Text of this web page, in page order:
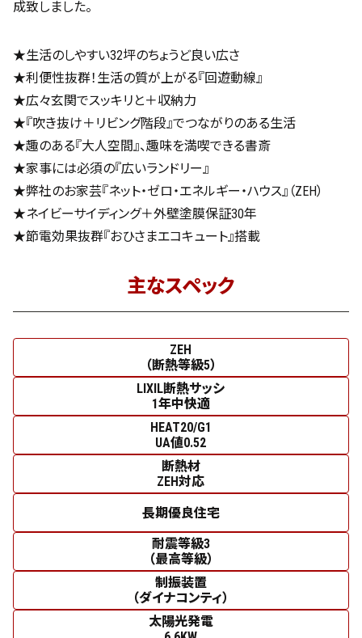
成致しました。
★生活のしやすい32坪のちょうど良い広さ
★利便性抜群！生活の質が上がる『回遊動線』
★広々玄関でスッキリと＋収納力
★『吹き抜け＋リビング階段』でつながりのある生活
★趣のある『大人空間』、趣味を満喫できる書斎
★家事には必須の『広いランドリー』
★弊社のお家芸『ネット・ゼロ・エネルギー・ハウス』（ZEH）
★ネイビーサイディング＋外壁塗膜保証30年
★節電効果抜群『おひさまエコキュート』搭載
主なスペック
ZEH
（断熱等級5）
LIXIL断熱サッシ
1年中快適
HEAT20/G1
UA値0.52
断熱材
ZEH対応
長期優良住宅
耐震等級3
（最高等級）
制振装置
（ダイナコンティ）
太陽光発電